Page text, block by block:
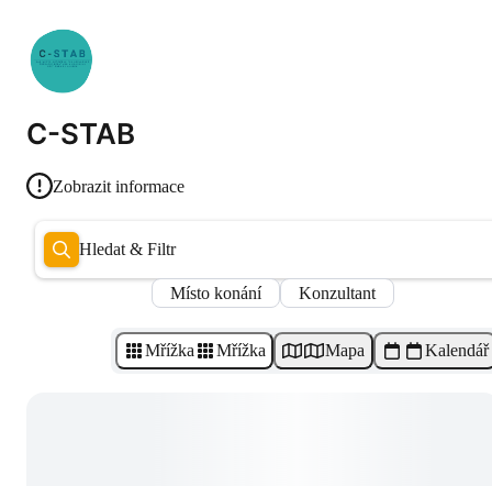
C-STAB
Zobrazit informace
Hledat & Filtr
Místo konání Konzultant
Mřížka Mřížka Mapa Kalendář